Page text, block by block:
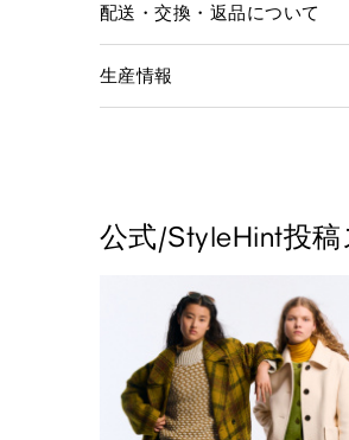
配送・交換・返品について
生産情報
公式/StyleHint投